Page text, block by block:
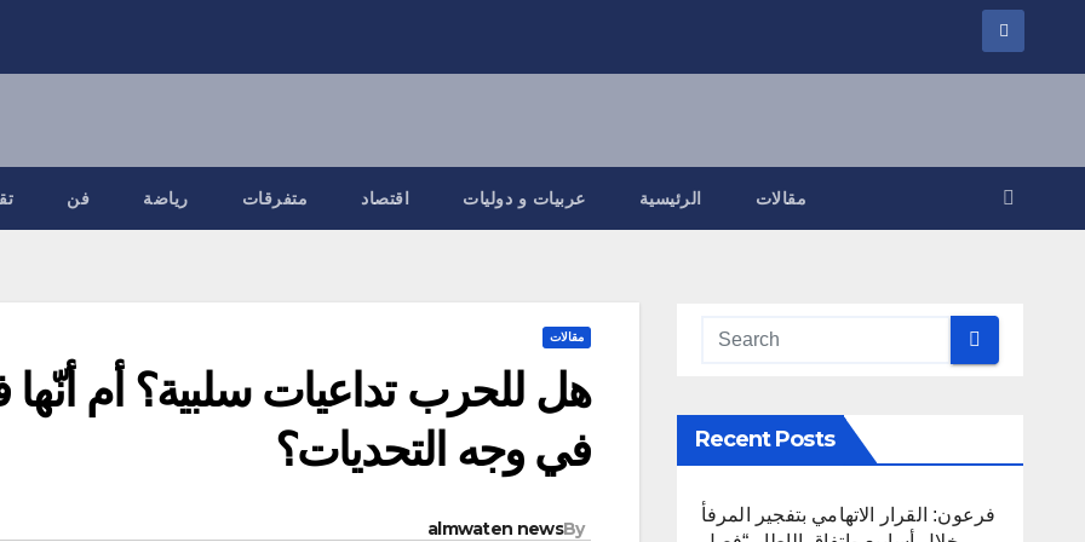
فن رياضة متفرقات اقتصاد عربيات و دوليات الرئيسية مقالات
مقالات
هل للحرب تداعيات سلبية؟ أم
في وجه التحديات؟
By
almwaten news
Recent Posts
فرعون: القرار الاتهامي بتفجير المرفأ